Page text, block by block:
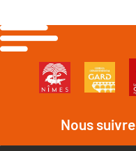
Nous suivre